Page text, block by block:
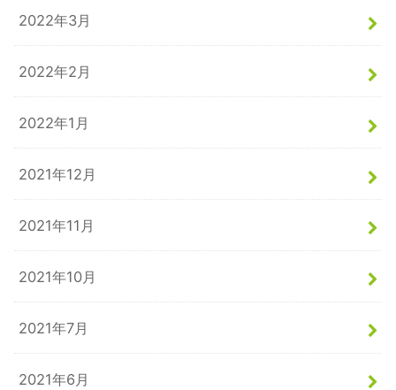
2022年3月
2022年2月
2022年1月
2021年12月
2021年11月
2021年10月
2021年7月
2021年6月